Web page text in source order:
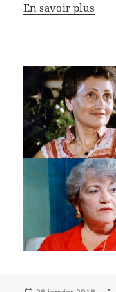
En savoir plus